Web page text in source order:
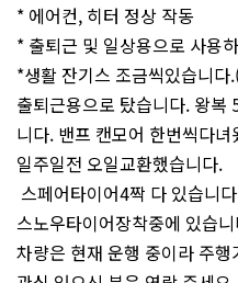
* 에어컨, 히터 정상 작동
* 출퇴근 및 일상용으로 사용
*생활 잔기스 조금씩있습니다
출퇴근용으로 탔습니다. 왕복
니다. 밴프 캔모어 한번씩다녀
일주일전 오일교환했습니다.
스페어타이어4짝 다 있습니
스노우타이어장착중에 있습
차량은 현재 운행 중이라 주